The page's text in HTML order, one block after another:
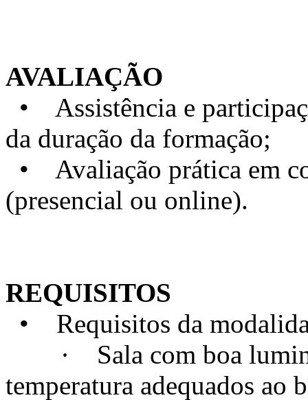
AVALIAÇÃO
• Assistência e
da duração da formação;
• Avaliação prática em
(presencial ou online).
REQUISITOS
• Requisitos da
· Sala com boa
temperatura adequados ao